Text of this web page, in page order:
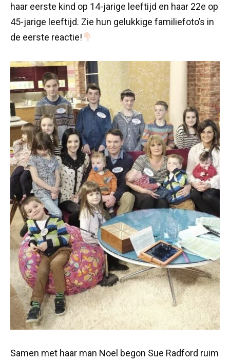
haar eerste kind op 14-jarige leeftijd en haar 22e op
45-jarige leeftijd. Zie hun gelukkige familiefoto’s in
de eerste reactie!
Samen met haar man Noel begon Sue Radford ruim